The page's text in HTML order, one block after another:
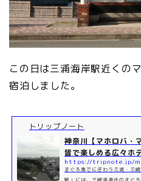
この日は三浦海岸駅近くの
宿泊しました。
トリップノート
神奈川【マホロバ・
皆で楽しめる広々ホ
まぐろ漁でにぎわう三浦・三